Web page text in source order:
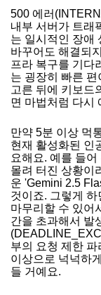
500 에러
내부 서버가 트래
는 일시적인 장애
바꾸어도 해결되
프라 복구를 기다
는 굉장히 빠른
고른 뒤에 키보드
면 마법처럼 다시
만약 5분 이상 먹
현재 활성화된 인
요해요. 예를 들
몰려 터진 상황이
운 'Gemini 2.5
것이죠. 그렇게
마무리할 수 있어
간을 초과해서 발
부의 요청 제한
이상으로 넉넉하
들 거예요.